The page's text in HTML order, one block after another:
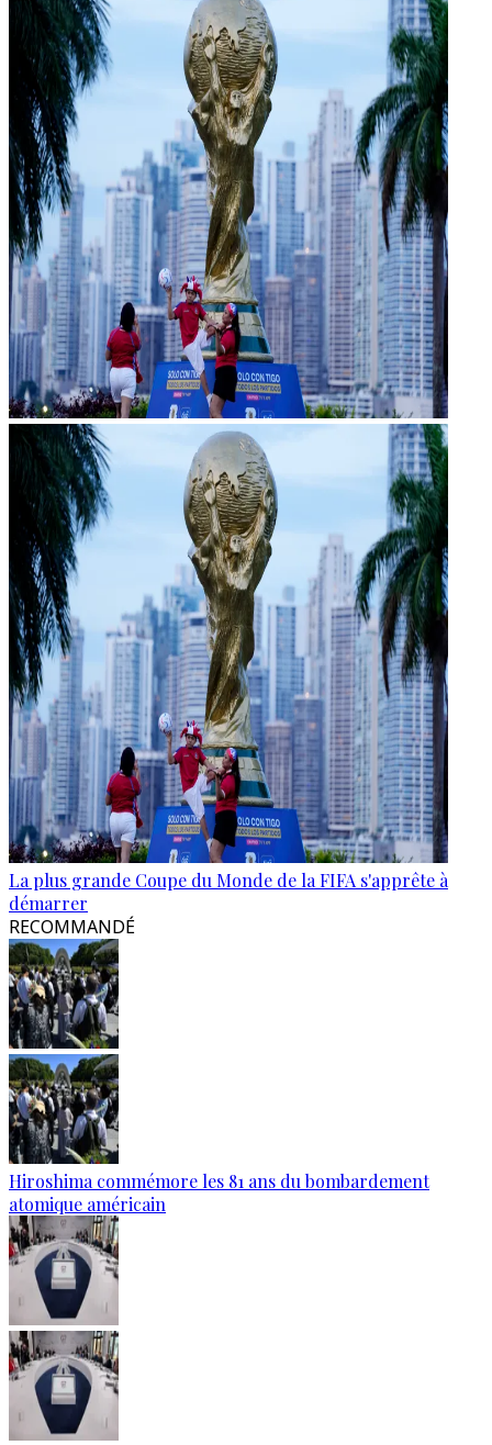
La plus grande Coupe du Monde de la FIFA s'apprête à
démarrer
RECOMMANDÉ
Hiroshima commémore les 81 ans du bombardement
atomique américain